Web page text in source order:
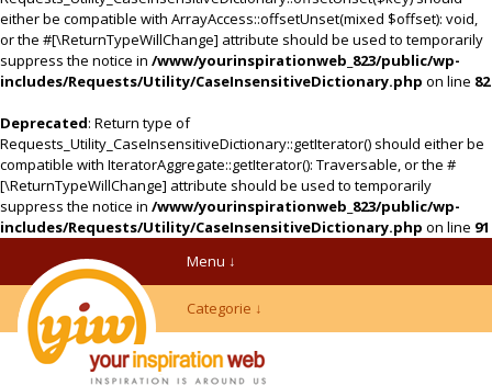
either be compatible with ArrayAccess::offsetUnset(mixed $offset): void,
or the #[\ReturnTypeWillChange] attribute should be used to temporarily
suppress the notice in /www/yourinspirationweb_823/public/wp-
includes/Requests/Utility/CaseInsensitiveDictionary.php on line 82
Deprecated: Return type of
Requests_Utility_CaseInsensitiveDictionary::getIterator() should either be
compatible with IteratorAggregate::getIterator(): Traversable, or the #
[\ReturnTypeWillChange] attribute should be used to temporarily
suppress the notice in /www/yourinspirationweb_823/public/wp-
includes/Requests/Utility/CaseInsensitiveDictionary.php on line 91
Menu ↓
Categorie ↓